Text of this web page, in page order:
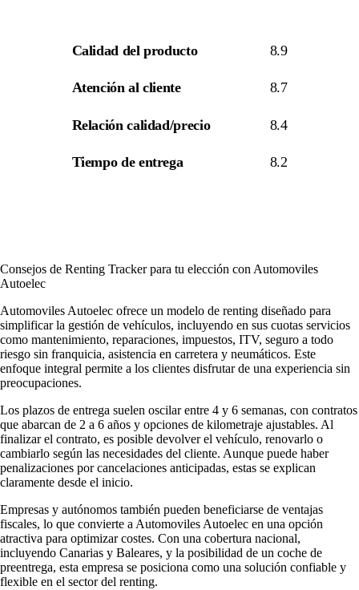
Calidad del producto 8.9
Atención al cliente 8.7
Relación calidad/precio 8.4
Tiempo de entrega 8.2
Consejos de Renting Tracker para tu elección con Automoviles
Autoelec
Automoviles Autoelec ofrece un modelo de renting diseñado para
simplificar la gestión de vehículos, incluyendo en sus cuotas servicios
como mantenimiento, reparaciones, impuestos, ITV, seguro a todo
riesgo sin franquicia, asistencia en carretera y neumáticos. Este
enfoque integral permite a los clientes disfrutar de una experiencia sin
preocupaciones.
Los plazos de entrega suelen oscilar entre 4 y 6 semanas, con contratos
que abarcan de 2 a 6 años y opciones de kilometraje ajustables. Al
finalizar el contrato, es posible devolver el vehículo, renovarlo o
cambiarlo según las necesidades del cliente. Aunque puede haber
penalizaciones por cancelaciones anticipadas, estas se explican
claramente desde el inicio.
Empresas y autónomos también pueden beneficiarse de ventajas
fiscales, lo que convierte a Automoviles Autoelec en una opción
atractiva para optimizar costes. Con una cobertura nacional,
incluyendo Canarias y Baleares, y la posibilidad de un coche de
preentrega, esta empresa se posiciona como una solución confiable y
flexible en el sector del renting.